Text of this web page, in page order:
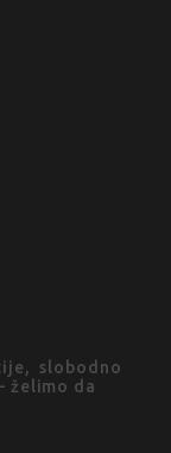
slobodno
želimo da